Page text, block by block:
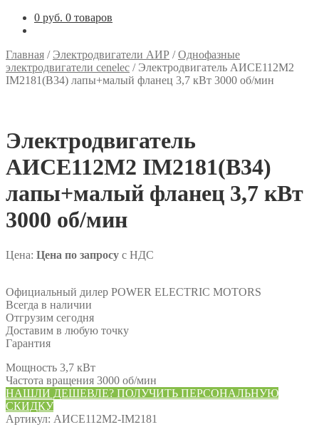
0 руб. 0 товаров
Главная / Электродвигатели АИР /Однофазные
электродвигатели cenelec / Электродвигатель АИСЕ112М2
IM2181(B34) лапы+малый фланец 3,7 кВт 3000 об/мин
Электродвигатель
АИСЕ112М2 IM2181(B34)
лапы+малый фланец 3,7 кВт
3000 об/мин
Цена: Цена по запросу с НДС
Официальный дилер POWER ELECTRIC MOTORS
Всегда в наличии
Отгрузим сегодня
Доставим в любую точку
Гарантия
Мощность 3,7 кВт
Частота вращения 3000 об/мин
НАШЛИ ДЕШЕВЛЕ? ПОЛУЧИТЬ ПЕРСОНАЛЬНУЮ
СКИДКУ
Артикул: АИСЕ112М2-IM2181